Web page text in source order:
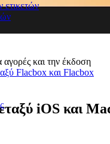
ετικετών
αγορές και την έκδοση
Flacbox και Flacbox
iOS και